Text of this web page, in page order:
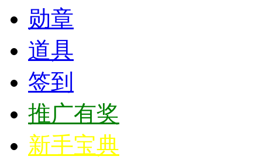
勋章
道具
签到
推广有奖
新手宝典